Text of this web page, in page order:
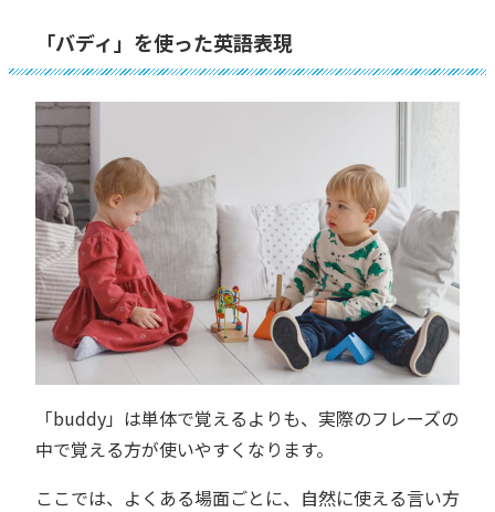
「バディ」を使った英語表現
「buddy」は単体で覚えるよりも、実際のフレーズの
中で覚える方が使いやすくなります。
ここでは、よくある場面ごとに、自然に使える言い方